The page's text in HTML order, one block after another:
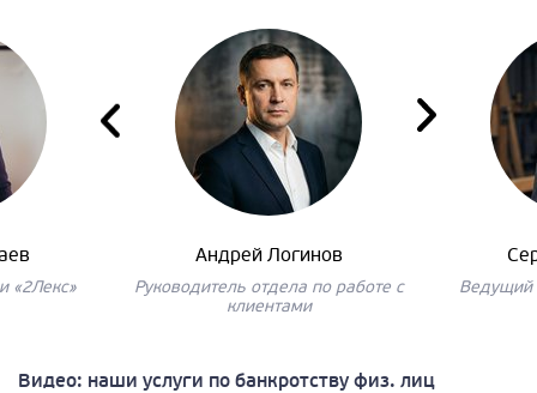
«2Лекс»
Андрей Логинов
Руководитель отдела по работе с
клиентами
Ведущий
Видео: наши услуги по банкротству физ. лиц